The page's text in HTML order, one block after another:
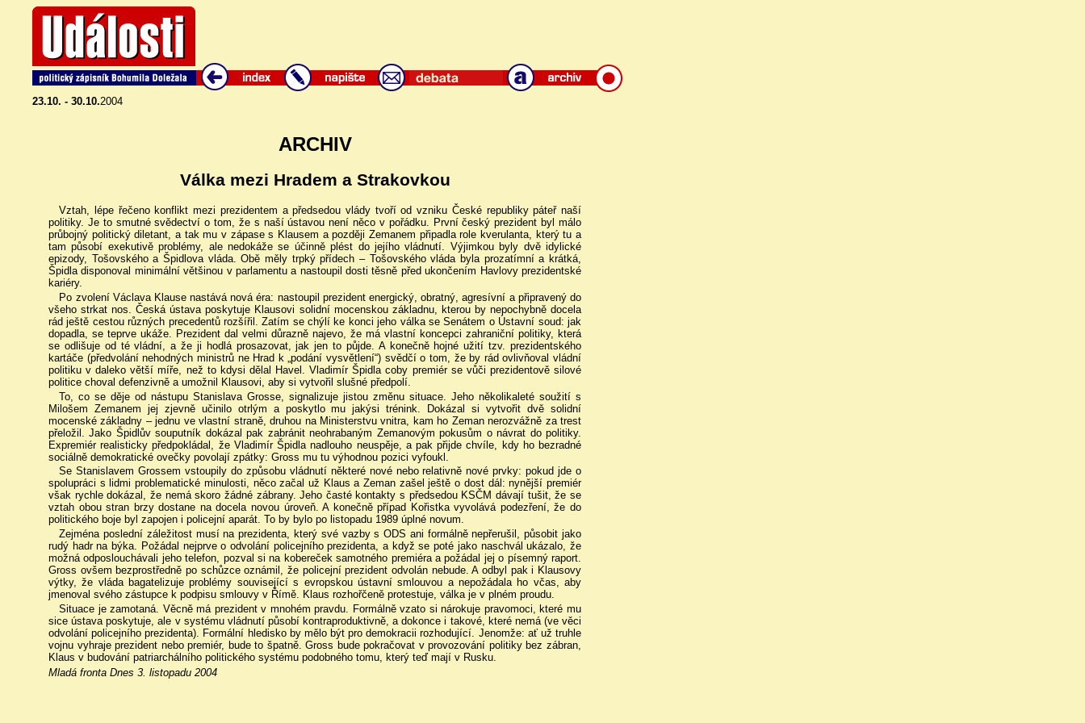
23.10. - 30.10.2004
ARCHIV
Válka mezi Hradem a Strakovkou
Vztah, lépe řečeno konflikt mezi prezidentem a předsedou vlády tvoří od vzniku České republiky páteř naší
politiky. Je to smutné svědectví o tom, že s naší ústavou není něco v pořádku. První český prezident byl málo
průbojný politický diletant, a tak mu v zápase s Klausem a později Zemanem připadla role kverulanta, který tu a
tam působí exekutivě problémy, ale nedokáže se účinně plést do jejího vládnutí. Výjimkou byly dvě idylické
epizody, Tošovského a Špidlova vláda. Obě měly trpký přídech – Tošovského vláda byla prozatímní a krátká,
Špidla disponoval minimální většinou v parlamentu a nastoupil dosti těsně před ukončením Havlovy prezidentské
kariéry.
Po zvolení Václava Klause nastává nová éra: nastoupil prezident energický, obratný, agresívní a připravený do
všeho strkat nos. Česká ústava poskytuje Klausovi solidní mocenskou základnu, kterou by nepochybně docela
rád ještě cestou různých precedentů rozšířil. Zatím se chýlí ke konci jeho válka se Senátem o Ústavní soud: jak
dopadla, se teprve ukáže. Prezident dal velmi důrazně najevo, že má vlastní koncepci zahraniční politiky, která
se odlišuje od té vládní, a že ji hodlá prosazovat, jak jen to půjde. A konečně hojné užití tzv. prezidentského
kartáče (předvolání nehodných ministrů ne Hrad k „podání vysvětlení“) svědčí o tom, že by rád ovlivňoval vládní
politiku v daleko větší míře, než to kdysi dělal Havel. Vladimír Špidla coby premiér se vůči prezidentově silové
politice choval defenzivně a umožnil Klausovi, aby si vytvořil slušné předpolí.
To, co se děje od nástupu Stanislava Grosse, signalizuje jistou změnu situace. Jeho několikaleté soužití s
Milošem Zemanem jej zjevně učinilo otrlým a poskytlo mu jakýsi trénink. Dokázal si vytvořit dvě solidní
mocenské základny – jednu ve vlastní straně, druhou na Ministerstvu vnitra, kam ho Zeman nerozvážně za trest
přeložil. Jako Špidlův souputník dokázal pak zabránit neohrabaným Zemanovým pokusům o návrat do politiky.
Expremiér realisticky předpokládal, že Vladimír Špidla nadlouho neuspěje, a pak přijde chvíle, kdy ho bezradné
sociálně demokratické ovečky povolají zpátky: Gross mu tu výhodnou pozici vyfoukl.
Se Stanislavem Grossem vstoupily do způsobu vládnutí některé nové nebo relativně nové prvky: pokud jde o
spolupráci s lidmi problematické minulosti, něco začal už Klaus a Zeman zašel ještě o dost dál: nynější premiér
však rychle dokázal, že nemá skoro žádné zábrany. Jeho časté kontakty s předsedou KSČM dávají tušit, že se
vztah obou stran brzy dostane na docela novou úroveň. A konečně případ Kořistka vyvolává podezření, že do
politického boje byl zapojen i policejní aparát. To by bylo po listopadu 1989 úplné novum.
Zejména poslední záležitost musí na prezidenta, který své vazby s ODS ani formálně nepřerušil, působit jako
rudý hadr na býka. Požádal nejprve o odvolání policejního prezidenta, a když se poté jako naschvál ukázalo, že
možná odposlouchávali jeho telefon, pozval si na kobereček samotného premiéra a požádal jej o písemný raport.
Gross ovšem bezprostředně po schůzce oznámil, že policejní prezident odvolán nebude. A odbyl pak i Klausovy
výtky, že vláda bagatelizuje problémy související s evropskou ústavní smlouvou a nepožádala ho včas, aby
jmenoval svého zástupce k podpisu smlouvy v Římě. Klaus rozhořčeně protestuje, válka je v plném proudu.
Situace je zamotaná. Věcně má prezident v mnohém pravdu. Formálně vzato si nárokuje pravomoci, které mu
sice ústava poskytuje, ale v systému vládnutí působí kontraproduktivně, a dokonce i takové, které nemá (ve věci
odvolání policejního prezidenta). Formální hledisko by mělo být pro demokracii rozhodující. Jenomže: ať už truhle
vojnu vyhraje prezident nebo premiér, bude to špatně. Gross bude pokračovat v provozování politiky bez zábran,
Klaus v budování patriarchálního politického systému podobného tomu, který teď mají v Rusku.
Mladá fronta Dnes 3. listopadu 2004